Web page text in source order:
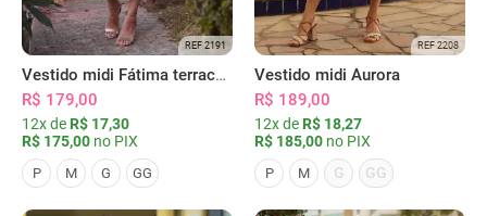
REF 2191
Vestido midi Fátima terracota
R$ 179,00
12x de R$ 17,30
R$ 175,00 no PIX
P M G GG
REF 2208
Vestido midi Aurora
R$ 189,00
12x de R$ 18,27
R$ 185,00 no PIX
P M G GG